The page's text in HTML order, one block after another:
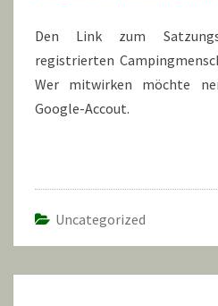
Den Link zum
registrierten
Wer mitwirken möchte
Google-Accout.
Uncategorized